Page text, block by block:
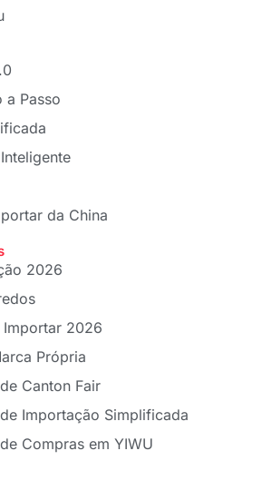
a Passo
da China
2026
Importar 2026
Própria
Canton Fair
Importação Simplificada
Compras em YIWU